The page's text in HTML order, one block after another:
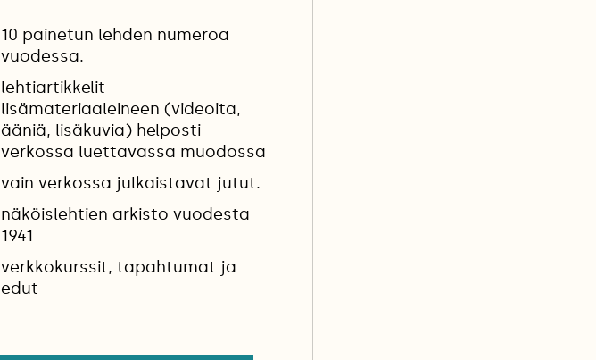
10 painetun lehden numeroa
vuodessa.
lehtiartikkelit
lisämateriaaleineen (videoita,
ääniä, lisäkuvia) helposti
verkossa luettavassa muodossa
vain verkossa julkaistavat jutut.
näköislehtien arkisto vuodesta
1941
verkkokurssit, tapahtumat ja
edut